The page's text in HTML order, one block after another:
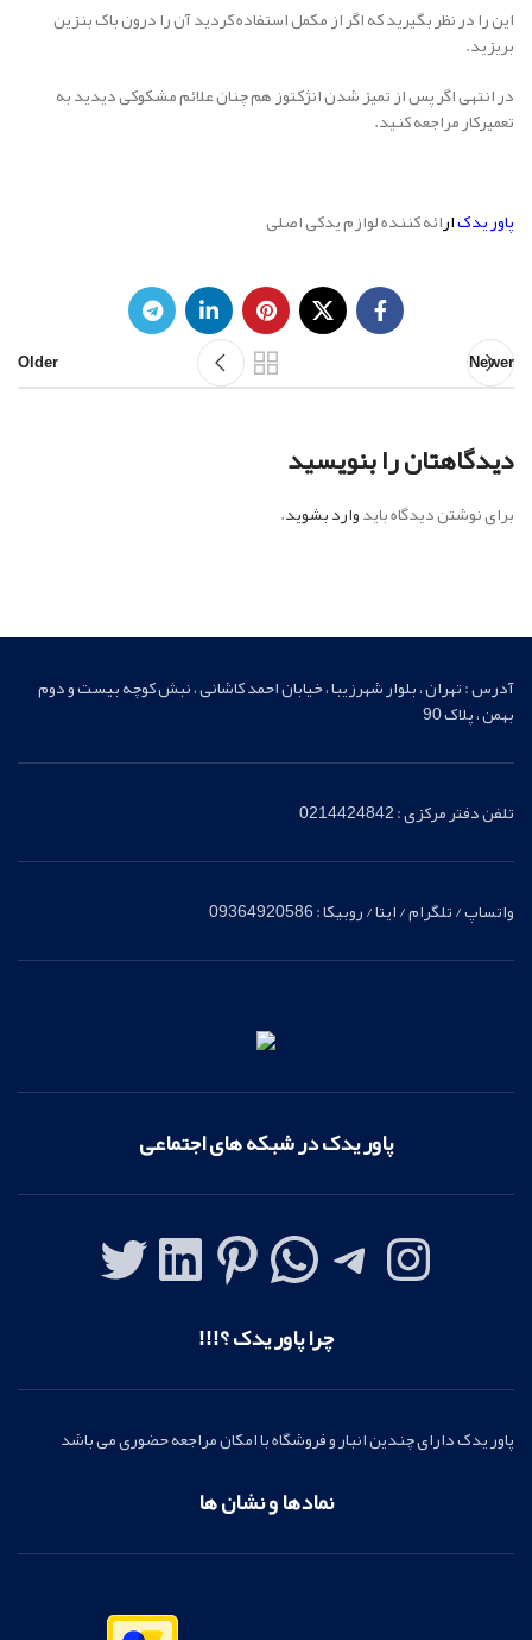
این را در نظر بگیرید که اگر از مکمل استفاده کردید آن را درون باک بنزین
بریزید.
در انتهی اگر پس از تمیز شدن انژکتوز هم چنان علائم مشکوکی دیدید به
تعمیرکار مراجعه کنید.
پاور یدکارائه کننده لوازم یدکی اصلی
Newer
Older
دیدگاهتان را بنویسید
برای نوشتن دیدگاه بایدوارد بشوید.
آدرس : تهران ، بلوار شهرزیبا ، خیابان احمد کاشانی ، نبش کوچه بیست و دوم
بهمن ، پلاک 90
تلفن دفتر مرکزی : 0214424842
واتساپ / تلگرام / ایتا / روبیکا : 09364920586
پاور یدک در شبکه های اجتماعی
چرا پاور یدک ؟!!!
پاور یدک دارای چندین انبار و فروشگاه با امکان مراجعه حضوری می باشد
نمادها و نشان ها